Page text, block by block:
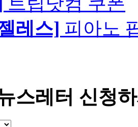
레스] 피아노
스레터 신청